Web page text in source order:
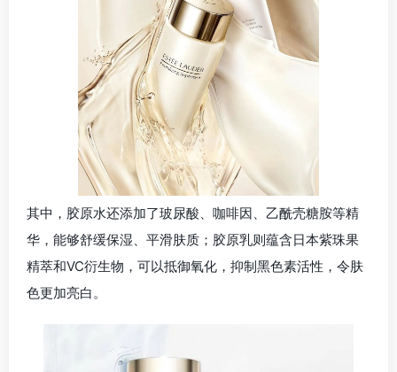
其中，胶原水还添加了玻尿酸、咖啡因、乙酰壳糖胺等精
华，能够舒缓保湿、平滑肤质；胶原乳则蕴含日本紫珠果
精萃和VC衍生物，可以抵御氧化，抑制黑色素活性，令肤
色更加亮白。